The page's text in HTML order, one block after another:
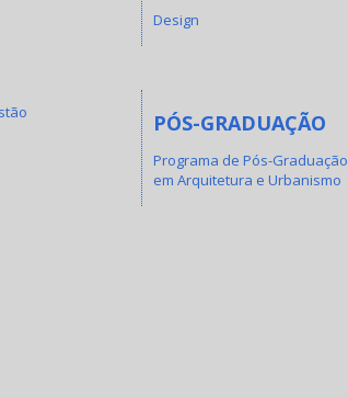
Design
PÓS-GRADUAÇÃO
Programa de Pós-Graduação
em Arquitetura e Urbanismo